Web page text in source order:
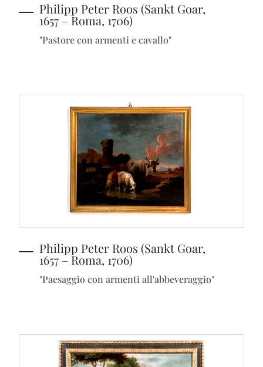
Philipp Peter Roos (Sankt Goar,
1657 – Roma, 1706)
"Pastore con armenti e cavallo"
Philipp Peter Roos (Sankt Goar,
1657 – Roma, 1706)
"Paesaggio con armenti all'abbeveraggio"